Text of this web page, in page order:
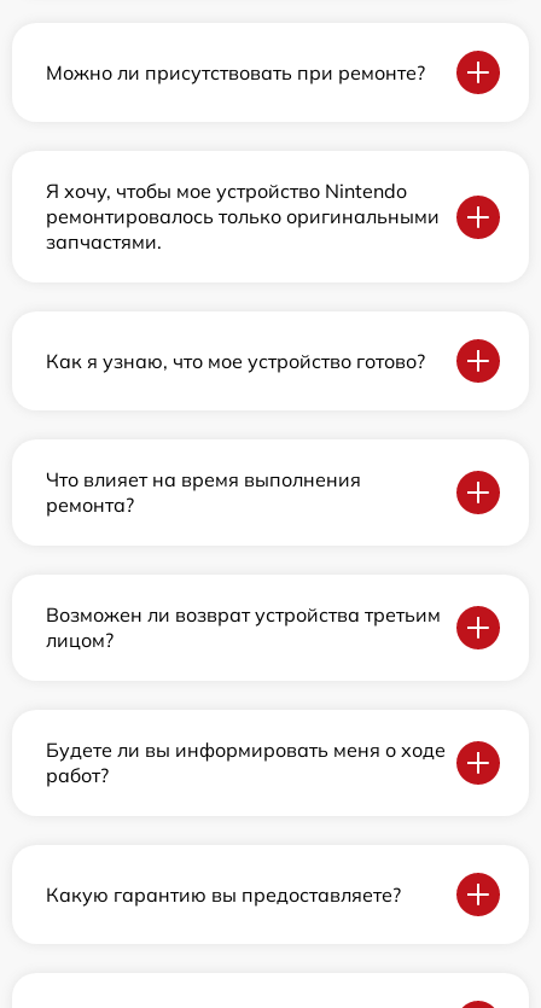
Можно ли присутствовать при ремонте?
Я хочу, чтобы мое устройство Nintendo
ремонтировалось только оригинальными
запчастями.
Как я узнаю, что мое устройство готово?
Что влияет на время выполнения
ремонта?
Возможен ли возврат устройства третьим
лицом?
Будете ли вы информировать меня о ходе
работ?
Какую гарантию вы предоставляете?